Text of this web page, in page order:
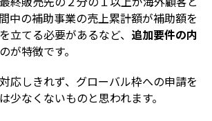
中の補助事業の売上累計額が補助額を
立てる必要があるなど、 追加要件の内
のが特徴です。
応しきれず、グローバル枠への申請を
少なくないものと思われます。